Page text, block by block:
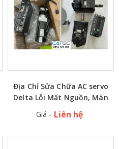
Địa Chỉ Sửa Chữa AC servo
Delta Lỗi Mất Nguồn, Màn
hành, Lắp Đặt Tại Nhà Máy
Giá - Liên hệ